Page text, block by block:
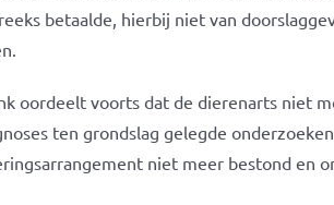
betaalde, hierbij niet van
oordeelt voorts dat de dierenarts niet
ten grondslag gelegde
niet meer bestond en